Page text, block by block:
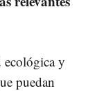
ecológica y
puedan